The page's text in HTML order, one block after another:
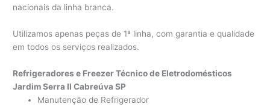
nacionais da linha branca.
Utilizamos apenas peças de 1ª linha, com garantia e qualidade
em todos os serviços realizados.
Refrigeradores e Freezer Técnico de Eletrodomésticos
Jardim Serra II Cabreúva SP
Manutenção de Refrigerador